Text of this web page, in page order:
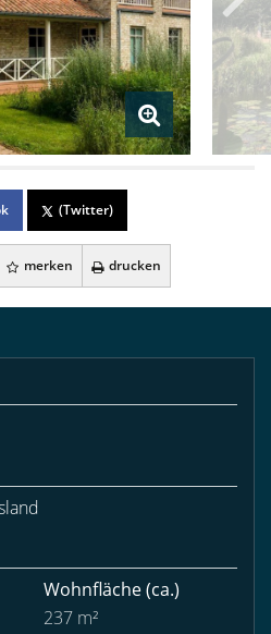
(Twitter)
merken drucken
Wohnfläche(ca.)
237 m²